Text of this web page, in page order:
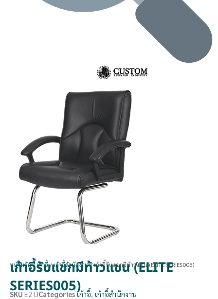
หน้าหลัก/เก้าอี้/เก้าอี้สำนักงาน/ เก้าอี้รับแขกมีท้าวแขน (ELITE SERIES005)
เก้าอี้รับแขกมีท้าวแขน (ELITE
SERIES005)
SKU E2 DCategories เก้าอี้, เก้าอี้สำนักงาน